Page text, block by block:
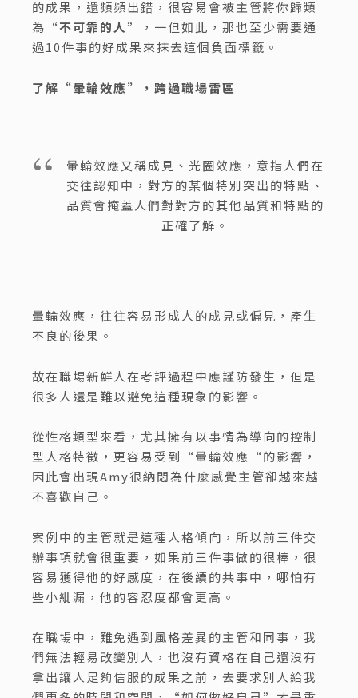
的成果，還頻頻出錯，很容易會被主管將你歸類
為“不可靠的人 ”，一但如此，那也至少需要通
過10件事的好成果來抹去這個負面標籤。
了解“暈輪效應”，跨過職場雷區
暈輪效應又稱成見、光圈效應，意指人們在
交往認知中，對方的某個特別突出的特點、
品質會掩蓋人們對對方的其他品質和特點的
正確了解。
暈輪效應，往往容易形成人的成見或偏見，產生
不良的後果。
故在職場新鮮人在考評過程中應謹防發生，但是
很多人還是難以避免這種現象的影響。
從性格類型來看，尤其擁有以事情為導向的控制
型人格特徵，更容易受到“暈輪效應“的影響，
因此會出現Amy很納悶為什麼感覺主管卻越來越
不喜歡自己。
案例中的主管就是這種人格傾向，所以前三件交
辦事項就會很重要，如果前三件事做的很棒，很
容易獲得他的好感度，在後續的共事中，哪怕有
些小紕漏，他的容忍度都會更高。
在職場中，難免遇到風格差異的主管和同事，我
們無法輕易改變別人，也沒有資格在自己還沒有
拿出讓人足夠信服的成果之前，去要求別人給我